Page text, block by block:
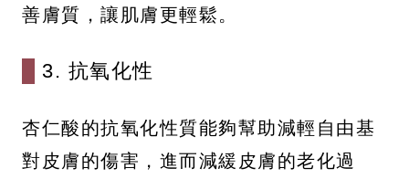
善膚質，讓肌膚更輕鬆。
3. 抗氧化性
杏仁酸的抗氧化性質能夠幫助減輕自由基
對皮膚的傷害，進而減緩皮膚的老化過